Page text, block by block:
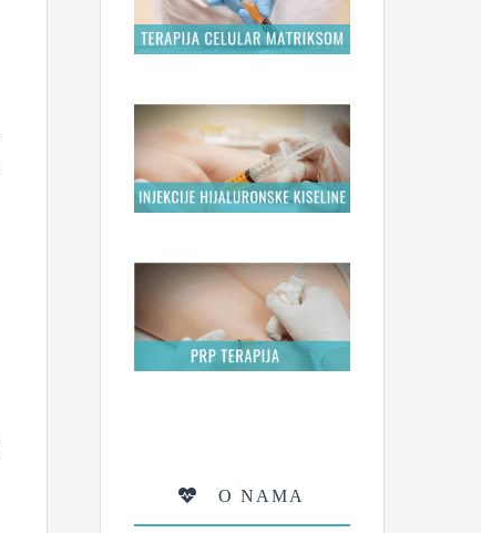
O NAMA